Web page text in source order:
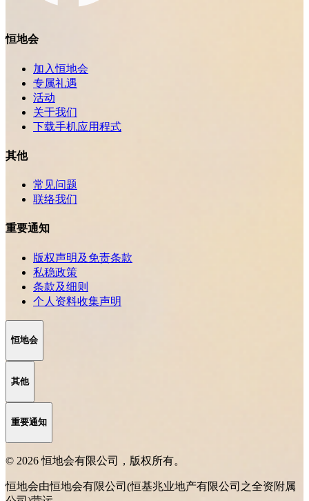
恒地会
加入恒地会
专属礼遇
活动
关于我们
下载手机应用程式
其他
常见问题
联络我们
重要通知
版权声明及免责条款
私稳政策
条款及细则
个人资料收集声明
恒地会
其他
重要通知
© 2026 恒地会有限公司，版权所有。
恒地会由恒地会有限公司(恒基兆业地产有限公司之全资附属